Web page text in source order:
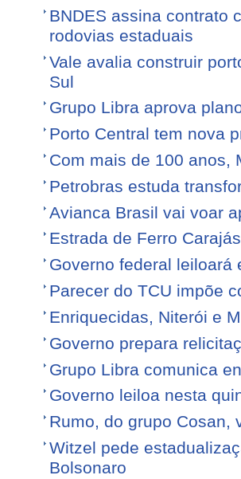
BNDES assina contrato
rodovias estaduais
Vale avalia construir
Sul
Grupo Libra aprova
Porto Central tem nova
Com mais de 100 anos,
Petrobras estuda
Avianca Brasil vai voar
Estrada de Ferro
Governo federal leiloará
Parecer do TCU impõe
Enriquecidas, Niterói e
Governo prepara
Grupo Libra comunica
Governo leiloa nesta
Rumo, do grupo Cosan,
Witzel pede
Bolsonaro